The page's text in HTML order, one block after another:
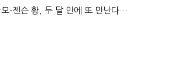
습"
모-젠슨 황, 두 달 만에 또 만난다…